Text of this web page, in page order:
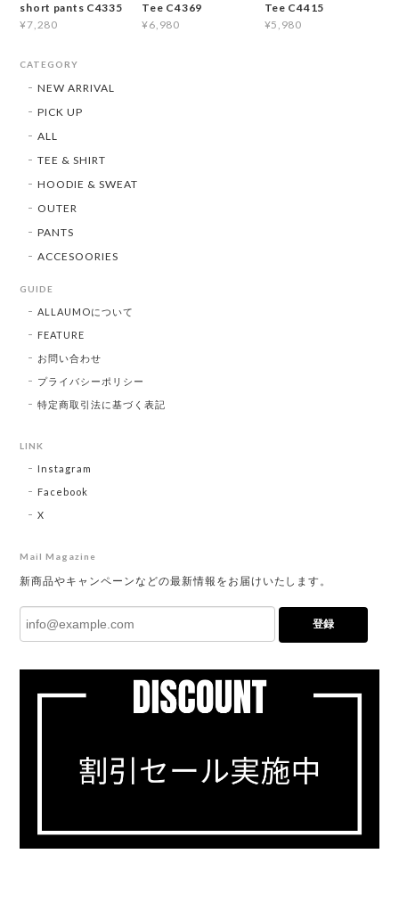
short pants C4335
¥7,280
Tee C4369
¥6,980
Tee C4415
¥5,980
CATEGORY
NEW ARRIVAL
PICK UP
ALL
TEE & SHIRT
HOODIE & SWEAT
OUTER
PANTS
ACCESOORIES
GUIDE
ALLAUMOについて
FEATURE
お問い合わせ
プライバシーポリシー
特定商取引法に基づく表記
LINK
Instagram
Facebook
X
Mail Magazine
新商品やキャンペーンなどの最新情報をお届けいたします。
登録